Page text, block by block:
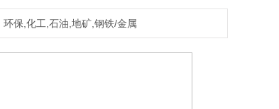
环保,化工,石油,地矿,钢铁/金属